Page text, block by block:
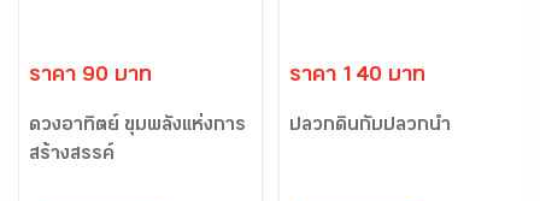
ราคา 90 บาท
ดวงอาทิตย์ ขุมพลังแห่งการ
สร้างสรรค์
ราคา 140 บาท
ปลวกดินกับปลวกน้ำ